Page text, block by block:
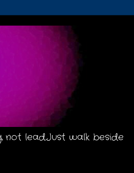
lead.Just walk beside